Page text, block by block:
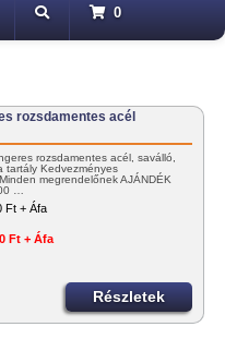
0
rozsdamentes acél
rozsdamentes acél, saválló,
tartály Kedvezményes
megrendelőnek AJÁNDÉK
…
Ft + Áfa
Ft + Áfa
Részletek